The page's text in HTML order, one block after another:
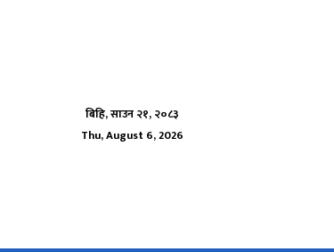
बिहि, साउन २१, २०८३
Thu, August 6, 2026